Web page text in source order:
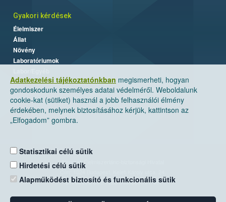
Adatkezelési tájékoztatónkban megismerheti, hogyan
gondoskodunk személyes adatai védelméről. Weboldalunk
cookie-kat (sütiket) használ a jobb felhasználói élmény
érdekében, melynek biztosításához kérjük, kattintson az
„Elfogadom” gombra.
Statisztikai célú sütik
Hirdetési célú sütik
Alapműködést biztosító és funkcionális sütik
Gyakori kérdések
Élelmiszer
Állat
Növény
Laboratóriumok
Nemzeti Élelmiszerlánc-biztonsági Hivatal
Levelezési cím: 1525 Budapest. Pf. 30.